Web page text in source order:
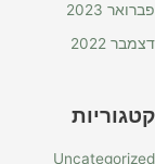
פברואר 2023
דצמבר 2022
קטגוריות
Uncategorized